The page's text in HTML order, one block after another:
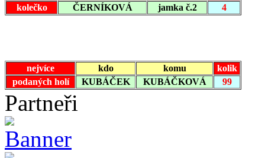
kolečko
ČERNÍKOVÁ jamka č.2 4
nejvíce kdo komu
kolik
podaných holí
KUBÁČEK KUBÁČKOVÁ 99
Partneři